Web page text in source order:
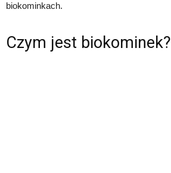
biokominkach.
Czym jest biokominek?